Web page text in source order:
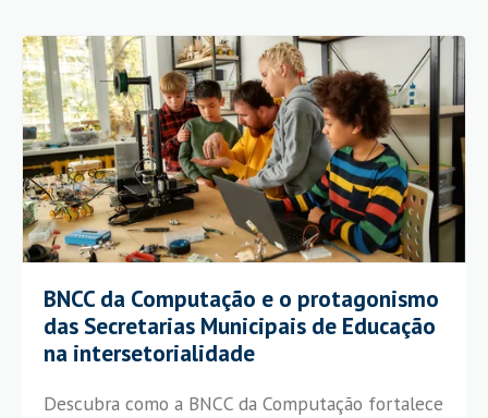
BNCC da Computação e o protagonismo
das Secretarias Municipais de Educação
na intersetorialidade
Descubra como a BNCC da Computação fortalece